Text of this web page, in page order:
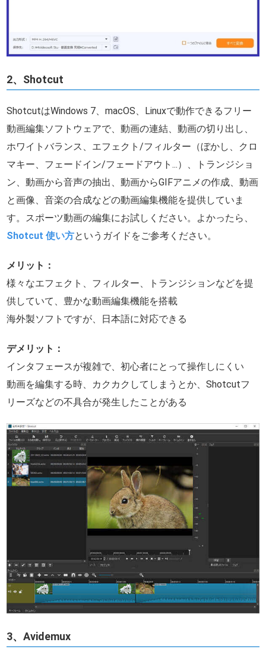
2、Shotcut
ShotcutはWindows 7、macOS、Linuxで動作できるフリー
動画編集ソフトウェアで、動画の連結、動画の切り出し、
ホワイトバランス、エフェクト/フィルター（ぼかし、クロ
マキー、フェードイン/フェードアウト...）、トランジショ
ン、動画から音声の抽出、動画からGIFアニメの作成、動画
と画像、音楽の合成などの動画編集機能を提供していま
す。スポーツ動画の編集にお試しください。よかったら、
Shotcut 使い方というガイドをご参考ください。
メリット：
様々なエフェクト、フィルター、トランジションなどを提
供していて、豊かな動画編集機能を搭載
海外製ソフトですが、日本語に対応できる
デメリット：
インタフェースが複雑で、初心者にとって操作しにくい
動画を編集する時、カクカクしてしまうとか、Shotcutフ
リーズなどの不具合が発生したことがある
3、Avidemux